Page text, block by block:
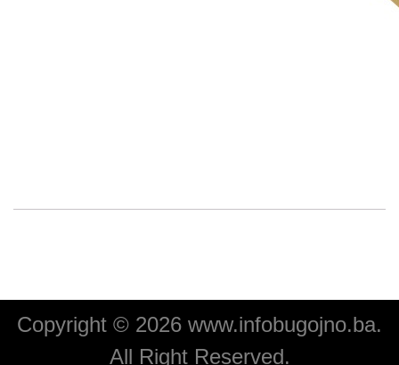
Copyright © 2026 www.infobugojno.ba.
All Right Reserved.